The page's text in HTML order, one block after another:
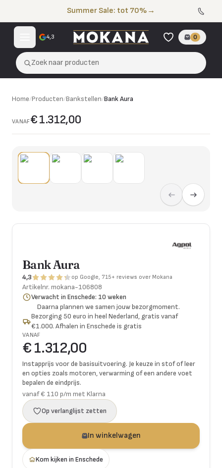
Summer Sale: tot 70% →
4,3 0
Zoek naar producten
Home/Producten/Bankstellen/Bank Aura
VANAF€ 1.312,00
Bank Aura
4,3 op Google, 715+ reviews over Mokana
Artikelnr. mokana-106808
Verwacht in Enschede: 10 weken
Daarna plannen we samen jouw bezorgmoment.
Bezorging 50 euro in heel Nederland, gratis vanaf
€1.000. Afhalen in Enschede is gratis
VANAF
€ 1.312,00
Instapprijs voor de basisuitvoering. Je keuze in stof of leer
en opties zoals motoren, verwarming of een andere voet
bepalen de eindprijs.
vanaf € 110 p/m met Klarna
Op verlanglijst zetten
In winkelwagen
Kom kijken in Enschede